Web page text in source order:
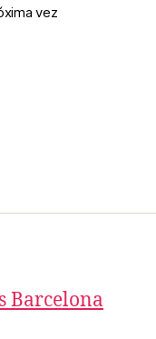
vez
Barcelona